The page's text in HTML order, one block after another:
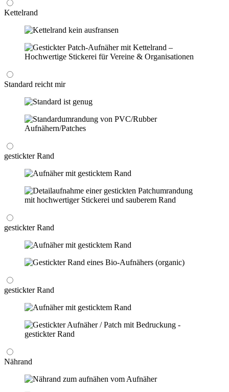
Kettelrand
Standard reicht mir
gestickter Rand
gestickter Rand
gestickter Rand
Nährand